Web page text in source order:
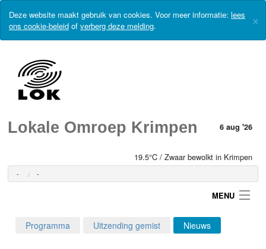
Deze website maakt gebruik van cookies. Voor meer informatie: lees
ons cookie-beleid of verberg deze melding. ×
Lokale Omroep Krimpen 6 aug '26
19.5°C / Zwaar bewolkt in Krimpen
- -
MENU
Programma Uitzending gemist Nieuws